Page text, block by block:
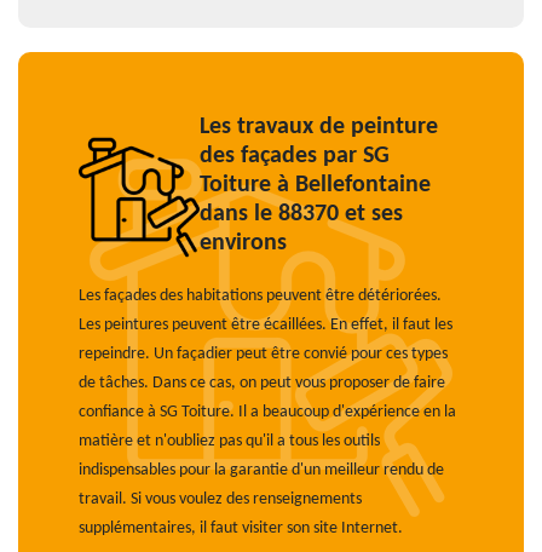
Les travaux de peinture
des façades par SG
Toiture à Bellefontaine
dans le 88370 et ses
environs
Les façades des habitations peuvent être détériorées.
Les peintures peuvent être écaillées. En effet, il faut les
repeindre. Un façadier peut être convié pour ces types
de tâches. Dans ce cas, on peut vous proposer de faire
confiance à SG Toiture. Il a beaucoup d'expérience en la
matière et n'oubliez pas qu'il a tous les outils
indispensables pour la garantie d'un meilleur rendu de
travail. Si vous voulez des renseignements
supplémentaires, il faut visiter son site Internet.